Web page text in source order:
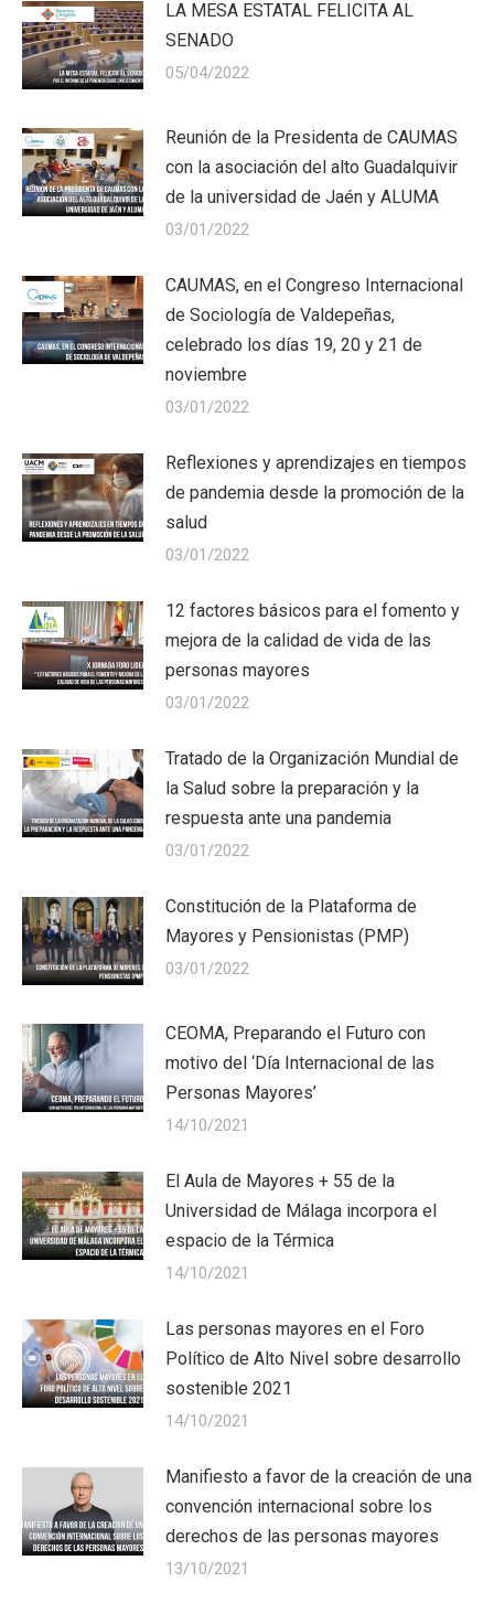
LA MESA ESTATAL FELICITA AL
SENADO
05/04/2022
Reunión de la Presidenta de CAUMAS
con la asociación del alto Guadalquivir
de la universidad de Jaén y ALUMA
03/01/2022
CAUMAS, en el Congreso Internacional
de Sociología de Valdepeñas,
celebrado los días 19, 20 y 21 de
noviembre
03/01/2022
Reflexiones y aprendizajes en tiempos
de pandemia desde la promoción de la
salud
03/01/2022
12 factores básicos para el fomento y
mejora de la calidad de vida de las
personas mayores
03/01/2022
Tratado de la Organización Mundial de
la Salud sobre la preparación y la
respuesta ante una pandemia
03/01/2022
Constitución de la Plataforma de
Mayores y Pensionistas (PMP)
03/01/2022
CEOMA, Preparando el Futuro con
motivo del ‘Día Internacional de las
Personas Mayores’
14/10/2021
El Aula de Mayores + 55 de la
Universidad de Málaga incorpora el
espacio de la Térmica
14/10/2021
Las personas mayores en el Foro
Político de Alto Nivel sobre desarrollo
sostenible 2021
14/10/2021
Manifiesto a favor de la creación de una
convención internacional sobre los
derechos de las personas mayores
13/10/2021